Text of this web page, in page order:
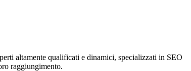
altamente qualificati e dinamici, specializzati in SEO
raggiungimento.